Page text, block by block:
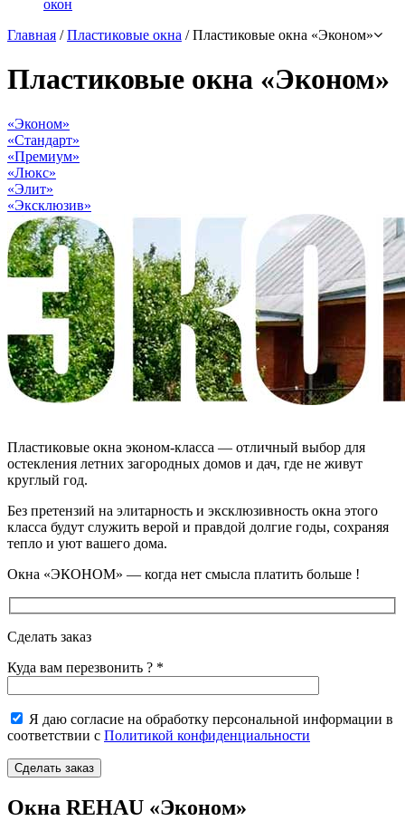
окон
Главная / Пластиковые окна / Пластиковые окна «Эконом»
Пластиковые окна «Эконом»
«Эконом»
«Стандарт»
«Премиум»
«Люкс»
«Элит»
«Эксклюзив»
Пластиковые окна эконом-класса — отличный выбор для
остекления летних загородных домов и дач, где не живут
круглый год.
Без претензий на элитарность и эксклюзивность окна этого
класса будут служить верой и правдой долгие годы, сохраняя
тепло и уют вашего дома.
Окна «ЭКОНОМ» — когда нет смысла платить больше !
Сделать заказ
Куда вам перезвонить ? *
Я даю согласие на обработку персональной информации в
соответствии с Политикой конфиденциальности
Окна REHAU «Эконом»